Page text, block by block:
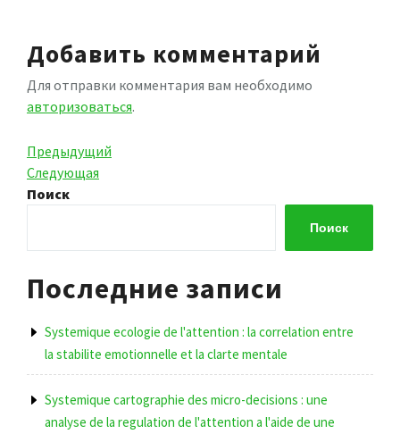
Добавить комментарий
Для отправки комментария вам необходимо
авторизоваться.
Навигация
по
записям
Предыдущая
запись
Предыдущий
Следующая
запись
Следующая
Поиск
Поиск
Последние записи
Systemique ecologie de l'attention : la correlation entre
la stabilite emotionnelle et la clarte mentale
Systemique cartographie des micro-decisions : une
analyse de la regulation de l'attention a l'aide de une